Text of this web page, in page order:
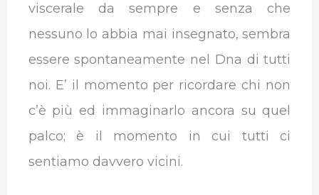
viscerale da sempre e senza che
nessuno lo abbia mai insegnato, sembra
essere spontaneamente nel Dna di tutti
noi. E’ il momento per ricordare chi non
c’è più ed immaginarlo ancora su quel
palco; è il momento in cui tutti ci
sentiamo davvero vicini.